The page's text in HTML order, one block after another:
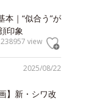
本｜“似合う”が
印象
238957 view
2025/08/22
】新・シワ改